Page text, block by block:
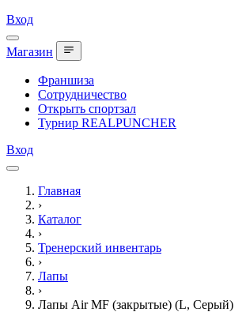
Вход
Магазин
Франшиза
Сотрудничество
Открыть спортзал
Турнир REALPUNCHER
Вход
Главная
›
Каталог
›
Тренерский инвентарь
›
Лапы
›
Лапы Air MF (закрытые) (L, Серый)